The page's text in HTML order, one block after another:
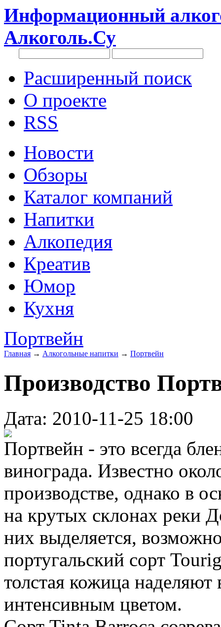
Информационный
Алкоголь.Су
Расширенный поиск
О проекте
RSS
Новости
Обзоры
Каталог компаний
Напитки
Алкопедия
Креатив
Юмор
Кухня
Портвейн
Главная → Алкогольные напитки → Портвейн
Производство
Дата: 2010-11-25 18:00
Портвейн - это всегда
винограда. Известно
производстве, однако в
на крутых склонах реки
них выделяется,
португальский сорт
толстая кожица наделяют
интенсивным цветом.